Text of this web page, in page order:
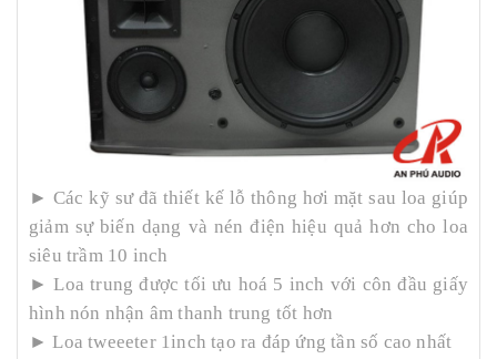
► Các kỹ sư đã thiết kế lỗ thông hơi mặt sau loa giúp
giảm sự biến dạng và nén điện hiệu quả hơn cho loa
siêu trầm 10 inch
► Loa trung được tối ưu hoá 5 inch với côn đầu giấy
hình nón nhận âm thanh trung tốt hơn
► Loa tweeeter 1inch tạo ra đáp ứng tần số cao nhất